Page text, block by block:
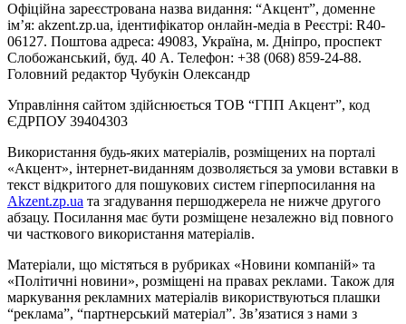
Офіційна зареєстрована назва видання: “Акцент”, доменне
ім’я: akzent.zp.ua, ідентифікатор онлайн-медіа в Реєстрі: R40-
06127. Поштова адреса: 49083, Україна, м. Дніпро, проспект
Слобожанський, буд. 40 А. Телефон: +38 (068) 859-24-88.
Головний редактор Чубукін Олександр
Управління сайтом здійснюється ТОВ “ГПП Акцент”, код
ЄДРПОУ 39404303
Використання будь-яких матеріалів, розміщених на порталі
«Акцент», інтернет-виданням дозволяється за умови вставки в
текст відкритого для пошукових систем гіперпосилання на
Akzent.zp.ua та згадування першоджерела не нижче другого
абзацу. Посилання має бути розміщене незалежно від повного
чи часткового використання матеріалів.
Матеріали, що містяться в рубриках «Новини компаній» та
«Політичні новини», розміщені на правах реклами. Також для
маркування рекламних матеріалів використвуються плашки
“реклама”, “партнерський матеріал”. Зв’язатися з нами з